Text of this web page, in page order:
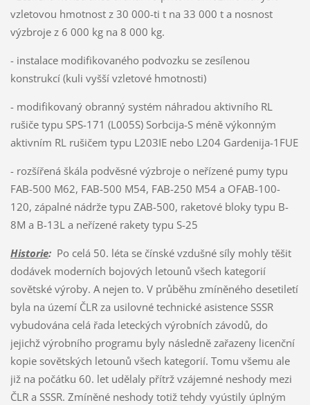
vzletovou hmotnost z 30 000-ti t na 33 000 t a nosnost
výzbroje z 6 000 kg na 8 000 kg.
- instalace modifikovaného podvozku se zesílenou
konstrukcí (kuli vyšší vzletové hmotnosti)
- modifikovaný obranný systém náhradou aktivního RL
rušiče typu SPS-171 (L005S) Sorbcija-S méně výkonným
aktivním RL rušičem typu L203IE nebo L204 Gardenija-1FUE
- rozšířená škála podvěsné výzbroje o neřízené pumy typu
FAB-500 M62, FAB-500 M54, FAB-250 M54 a OFAB-100-
120, zápalné nádrže typu ZAB-500, raketové bloky typu B-
8M a B-13L a neřízené rakety typu S-25
Historie:Po celá 50. léta se čínské vzdušné síly mohly těšit
dodávek moderních bojových letounů všech kategorií
sovětské výroby. A nejen to. V průběhu zmíněného desetiletí
byla na území ČLR za usilovné technické asistence SSSR
vybudována celá řada leteckých výrobních závodů, do
jejichž výrobního programu byly následně zařazeny licenční
kopie sovětských letounů všech kategorií. Tomu všemu ale
již na počátku 60. let udělaly přítrž vzájemné neshody mezi
ČLR a SSSR. Zmíněné neshody totiž tehdy vyústily úplným